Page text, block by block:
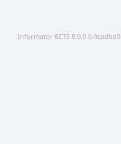
Informator ECTS 8.0.0.0-9cadbd0